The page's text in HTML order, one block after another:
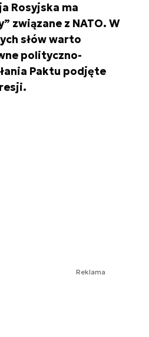
Rosyjska ma
związane z NATO. W
słów warto
polityczno-
Paktu podjęte
Reklama